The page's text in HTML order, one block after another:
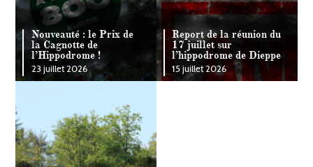
Nouveauté : le Prix de
la Cagnotte de
l’Hippodrome !
23 juillet 2026
Report de la réunion du
17 juillet sur
l’hippodrome de Dieppe
15 juillet 2026